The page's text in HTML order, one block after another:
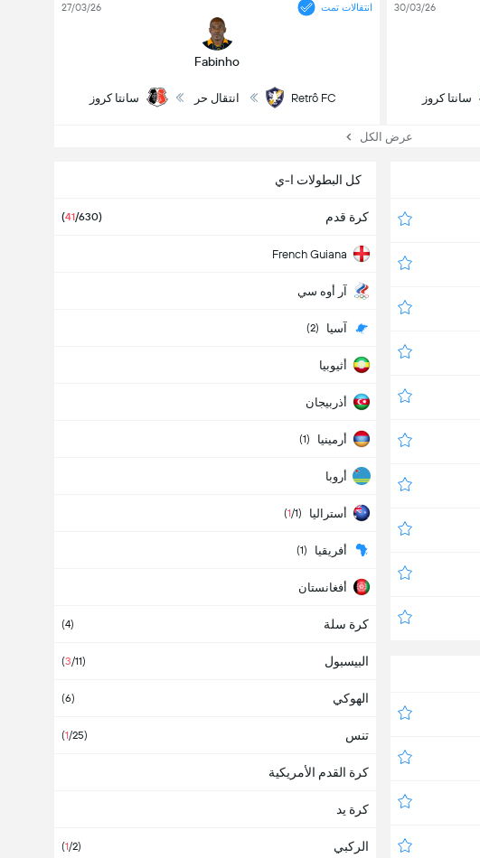
30/03/26
سانتا كروز
انتقالات تمت
Fabinho
27/03/26
Retrô FC انتقال حر سانتا كروز
عرض الكل
كل البطولات ا-ي
كرة قدم (41/630)
French Guiana
آر أوه سي
آسيا (2)
أثيوبيا
أذربيجان
أرمينيا (1)
أروبا
أستراليا (1/1)
أفريقيا (1)
أفغانستان
ألبانيا
ألمانيا
أمريكا
أنتيغوا وبربودا
أنجولا
أندورا
أوروبا
كرة سلة (4)
البيسبول (3/11)
الهوكي (6)
تنس (1/25)
كرة القدم الأمريكية
كرة يد
الركبي (1/2)